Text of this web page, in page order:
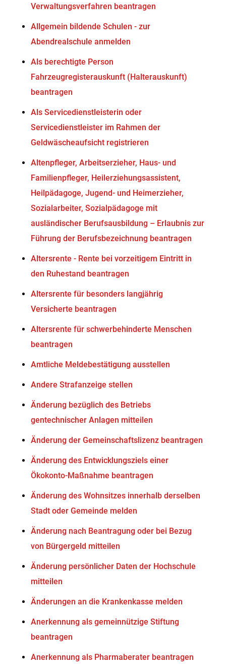
Verwaltungsverfahren beantragen
Allgemein bildende Schulen - zur
Abendrealschule anmelden
Als berechtigte Person
Fahrzeugregisterauskunft (Halterauskunft)
beantragen
Als Servicedienstleisterin oder
Servicedienstleister im Rahmen der
Geldwäscheaufsicht registrieren
Altenpfleger, Arbeitserzieher, Haus- und
Familienpfleger, Heilerziehungsassistent,
Heilpädagoge, Jugend- und Heimerzieher,
Sozialarbeiter, Sozialpädagoge mit
ausländischer Berufsausbildung – Erlaubnis zur
Führung der Berufsbezeichnung beantragen
Altersrente - Rente bei vorzeitigem Eintritt in
den Ruhestand beantragen
Altersrente für besonders langjährig
Versicherte beantragen
Altersrente für schwerbehinderte Menschen
beantragen
Amtliche Meldebestätigung ausstellen
Andere Strafanzeige stellen
Änderung bezüglich des Betriebs
gentechnischer Anlagen mitteilen
Änderung der Gemeinschaftslizenz beantragen
Änderung des Entwicklungsziels einer
Ökokonto-Maßnahme beantragen
Änderung des Wohnsitzes innerhalb derselben
Stadt oder Gemeinde melden
Änderung nach Beantragung oder bei Bezug
von Bürgergeld mitteilen
Änderung persönlicher Daten der Hochschule
mitteilen
Änderungen an die Krankenkasse melden
Anerkennung als gemeinnützige Stiftung
beantragen
Anerkennung als Pharmaberater beantragen